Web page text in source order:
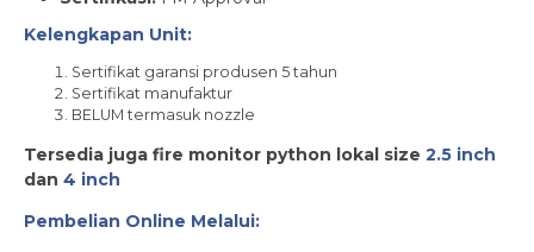
Kelengkapan Unit:
Sertifikat garansi produsen 5 tahun
Sertifikat manufaktur
BELUM termasuk nozzle
Tersedia juga fire monitor python lokal size 2.5 inch
dan 4 inch
Pembelian Online Melalui: